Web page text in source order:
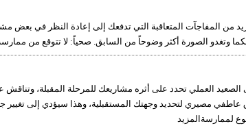
من المفاجآت المتعاقبة التي تدفعك إلى إعادة النظر في بعض
وتغدو الصورة أكثر وضوحاً من السابق. صحياً: لا تتوقع من
الصعيد العملي تحدد على أثره مشاريعك للمرحلة المقبلة، وتناقش
عاطفي مصيري لتحديد وجهتك المستقبلية، وهذا سيؤدي إلى
لممارسةالمزيد